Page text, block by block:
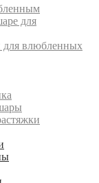
для
влюбленных